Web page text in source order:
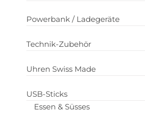
Powerbank / Ladegeräte
Technik-Zubehör
Uhren Swiss Made
USB-Sticks
Essen & Süsses